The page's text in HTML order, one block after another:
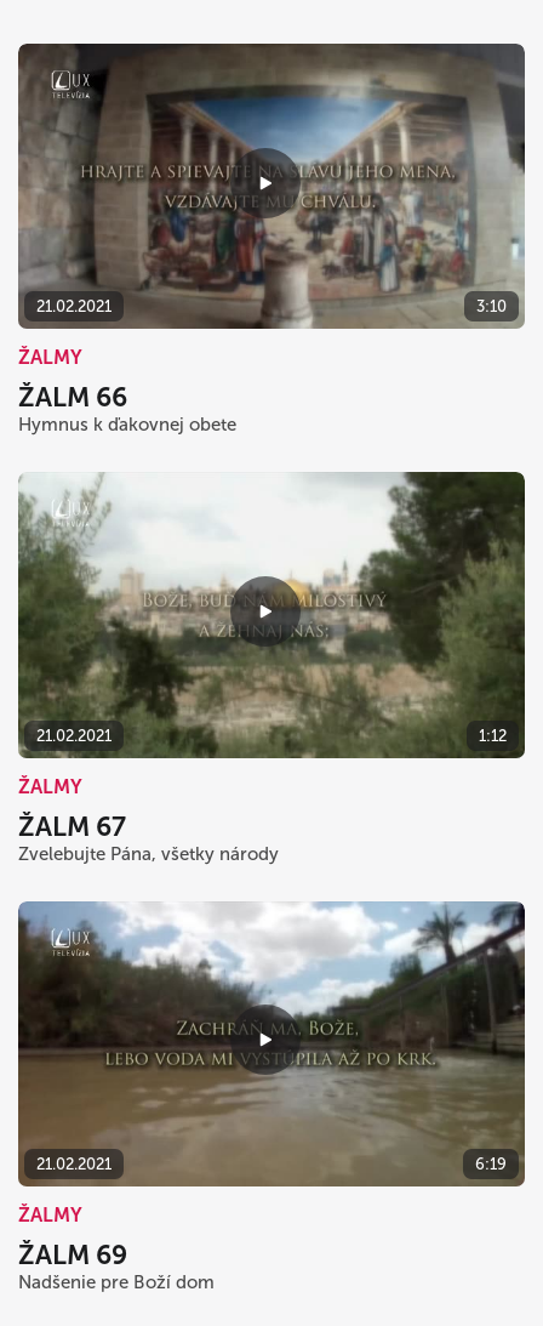
21.02.2021 3:10
ŽALMY
ŽALM 66
Hymnus k ďakovnej obete
21.02.2021 1:12
ŽALMY
ŽALM 67
Zvelebujte Pána, všetky národy
21.02.2021 6:19
ŽALMY
ŽALM 69
Nadšenie pre Boží dom